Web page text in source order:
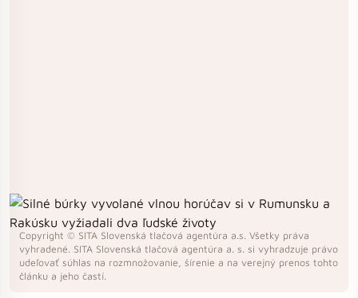
Copyright © SITA Slovenská tlačová agentúra a.s. Všetky práva
vyhradené. SITA Slovenská tlačová agentúra a. s. si vyhradzuje právo
udeľovať súhlas na rozmnožovanie, šírenie a na verejný prenos tohto
článku a jeho častí.